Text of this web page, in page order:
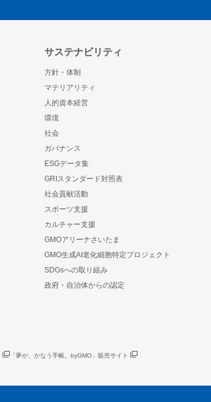
サステナビリティ
方針・体制
マテリアリティ
人的資本経営
環境
社会
ガバナンス
ESGデータ集
GRIスタンダード対照表
社会貢献活動
スポーツ支援
カルチャー支援
GMOアリーナさいたま
GMO生成AI老化細胞特定プロジェクト
SDGsへの取り組み
政府・自治体からの認定
「夢が、かなう手帳。byGMO」販売サイト